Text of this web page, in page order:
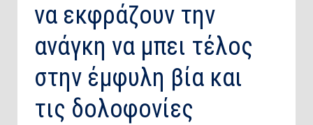
να εκφράζουν την
ανάγκη να μπει τέλος
στην έμφυλη βία και
τις δολοφονίες